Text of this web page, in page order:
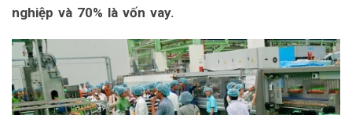
nghiệp và 70% là vốn vay.